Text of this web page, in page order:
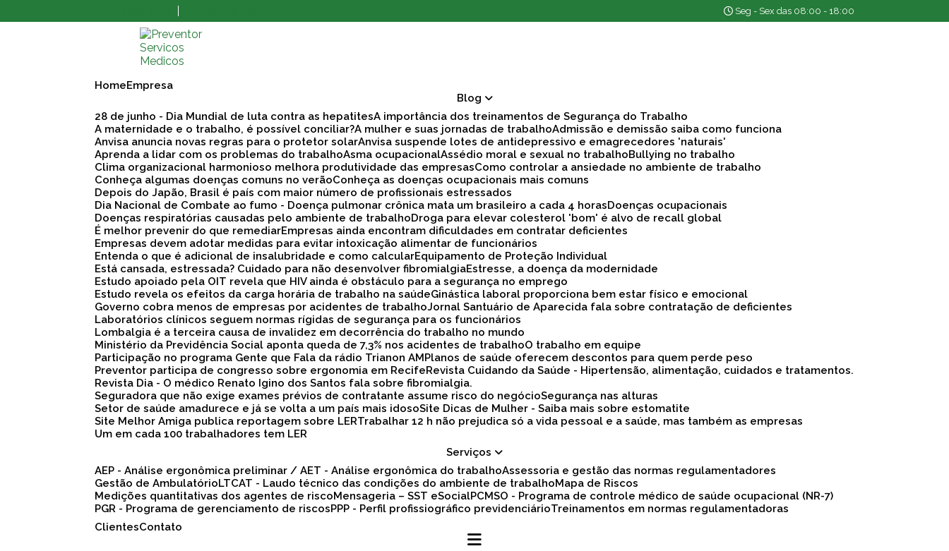
Seg - Sex das 08:00 - 18:00
Home
Empresa
Blog
28 de junho - Dia Mundial de luta contra as hepatites
A importância dos treinamentos de Segurança do Trabalho
A maternidade e o trabalho, é possível conciliar?
A mulher e suas jornadas de trabalho Admissão e demissão saiba como funciona
Anvisa anuncia novas regras para o protetor solar Anvisa suspende lotes de antidepressivo e emagrecedores 'naturais'
Aprenda a lidar com os problemas do trabalho Asma ocupacional Assédio moral e sexual no trabalho
Bullying no trabalho
Clima organizacional harmonioso melhora produtividade das empresas
Como controlar a ansiedade no ambiente de trabalho
Conheça algumas doenças comuns no verão
Conheça as doenças ocupacionais mais comuns
Depois do Japão, Brasil é país com maior número de profissionais estressados
Dia Nacional de Combate ao fumo - Doença pulmonar crônica mata um brasileiro a cada 4 horas
Doenças ocupacionais
Doenças respiratórias causadas pelo ambiente de trabalho
Droga para elevar colesterol 'bom' é alvo de recall global
É melhor prevenir do que remediar Empresas ainda encontram dificuldades em contratar deficientes
Empresas devem adotar medidas para evitar intoxicação alimentar de funcionários
Entenda o que é adicional de insalubridade e como calcular Equipamento de Proteção Individual
Está cansada, estressada? Cuidado para não desenvolver fibromialgia Estresse, a doença da modernidade
Estudo apoiado pela OIT revela que HIV ainda é obstáculo para a segurança no emprego
Estudo revela os efeitos da carga horária de trabalho na saúde
Ginástica laboral proporciona bem estar físico e emocional
Governo cobra menos de empresas por acidentes de trabalho Jornal Santuário de Aparecida fala sobre contratação de deficientes
Laboratórios clínicos seguem normas rígidas de segurança para os funcionários
Lombalgia é a terceira causa de invalidez em decorrência do trabalho no mundo
Ministério da Previdência Social aponta queda de 7,3% nos acidentes de trabalho
O trabalho em equipe
Participação no programa Gente que Fala da rádio Trianon AM
Planos de saúde oferecem descontos para quem perde peso
Preventor participa de congresso sobre ergonomia em Recife
Revista Cuidando da Saúde - Hipertensão, alimentação, cuidados e tratamentos.
Revista Dia - O médico Renato Igino dos Santos fala sobre fibromialgia.
Seguradora que não exige exames prévios de contratante assume risco do negócio Segurança nas alturas
Setor de saúde amadurece e já se volta a um país mais idoso Site Dicas de Mulher - Saiba mais sobre estomatite
Site Melhor Amiga publica reportagem sobre LER
Trabalhar 12 h não prejudica só a vida pessoal e a saúde, mas também as empresas
Um em cada 100 trabalhadores tem LER
Serviços
AEP - Análise ergonômica preliminar / AET - Análise ergonômica do trabalho Assessoria e gestão das normas regulamentadores
Gestão de Ambulatório LTCAT - Laudo técnico das condições do ambiente de trabalho
Mapa de Riscos
Medições quantitativas dos agentes de risco
Mensageria – SST eSocial PCMSO - Programa de controle médico de saúde ocupacional (NR-7)
PGR - Programa de gerenciamento de riscos
PPP - Perfil profissiográfico previdenciário
Treinamentos em normas regulamentadoras
Clientes
Contato